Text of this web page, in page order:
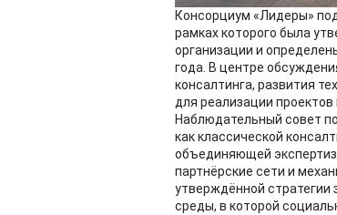
Консорциум «Лидеры»
рамках которого была
организации и
года. В центре
консалтинга, развития
для реализации проектов
Наблюдательный совет
как классической
объединяющей
партнёрские сети и
утверждённой стратегии
среды, в которой